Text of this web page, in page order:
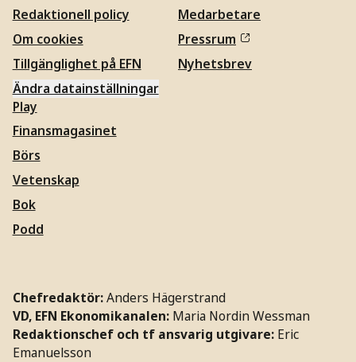
Redaktionell policy
Om cookies
Tillgänglighet på EFN
Ändra datainställningar
Medarbetare
Pressrum
Nyhetsbrev
Play
Finansmagasinet
Börs
Vetenskap
Bok
Podd
Chefredaktör:Anders Hägerstrand
VD, EFN Ekonomikanalen: Maria Nordin Wessman
Redaktionschef och tf ansvarig utgivare: Eric
Emanuelsson